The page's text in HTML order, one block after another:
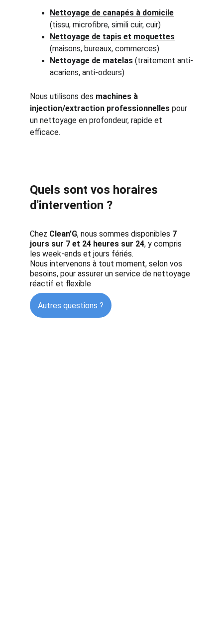
Nettoyage de canapés à domicile
(tissu, microfibre, simili cuir, cuir)
Nettoyage de tapis et moquettes
(maisons, bureaux, commerces)
Nettoyage de matelas (traitement anti-
acariens, anti-odeurs)
Nous utilisons des machines à
injection/extraction professionnelles pour
un nettoyage en profondeur, rapide et
efficace.
Quels sont vos horaires
d'intervention ?
Chez Clean'G, nous sommes disponibles 7
jours sur 7 et 24 heures sur 24, y compris
les week-ends et jours fériés.
Nous intervenons à tout moment, selon vos
besoins, pour assurer un service de nettoyage
réactif et flexible
Autres questions ?